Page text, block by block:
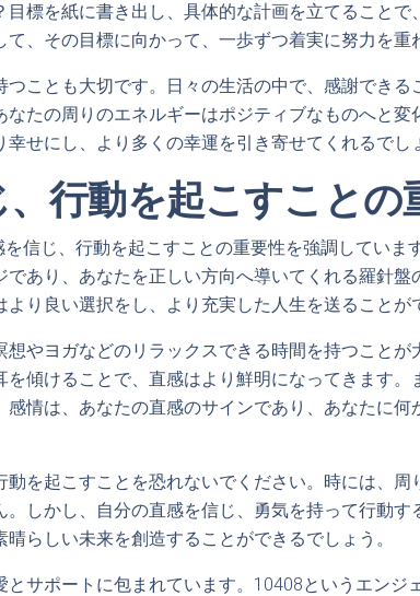
目標を紙に書き出し、具体的な計画を立てることで
て、その目標に向かって、一歩ずつ着実に努力を重
つことも大切です。日々の生活の中で、感謝できる
なたの周りのエネルギーはポジティブなものへと変
せにし、より多くの幸運を引き寄せてくれるでし
行動を起こすことの
信じ、行動を起こすことの重要性を強調していま
であり、あなたを正しい方向へ導いてくれる羅針盤
り良い選択をし、より充実した人生を送ることが
想やヨガなどのリラックスできる時間を持つことが
を傾けることで、直感はより鮮明になってきます。
感情は、あなたの直感のサインであり、あなたに何
動を起こすことを恐れないでください。時には、周
。しかし、自分の直感を信じ、勇気を持って行動す
らしい未来を創造することができるでしょう。
とサポートに包まれています。10408というエンジ